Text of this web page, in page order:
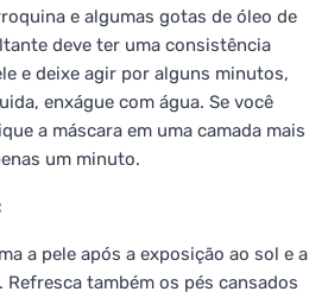
e algumas gotas de óleo de
deve ter uma consistência
e deixe agir por alguns minutos,
enxágue com água. Se você
a máscara em uma camada mais
um minuto.
a pele após a exposição ao sol e a
também os pés cansados